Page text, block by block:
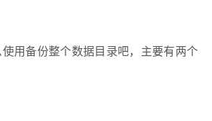
用备份整个数据目录吧，主要有两个